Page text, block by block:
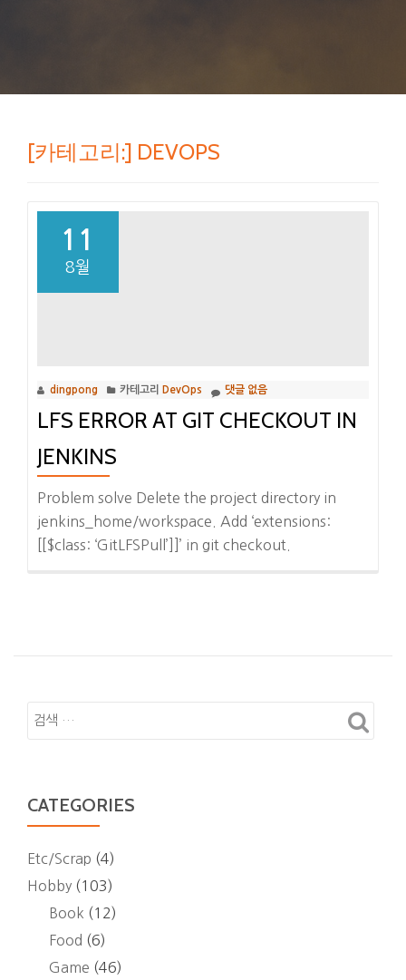
[카테고리:] DEVOPS
11
8월
dingpong 카테고리 DevOps 댓글 없음
LFS ERROR AT GIT CHECKOUT IN
JENKINS
Problem solve Delete the project directory in
jenkins_home/workspace. Add ‘extensions:
[[$class: ‘GitLFSPull’]]’ in git checkout.
CATEGORIES
Etc/Scrap (4)
Hobby (103)
Book (12)
Food (6)
Game (46)